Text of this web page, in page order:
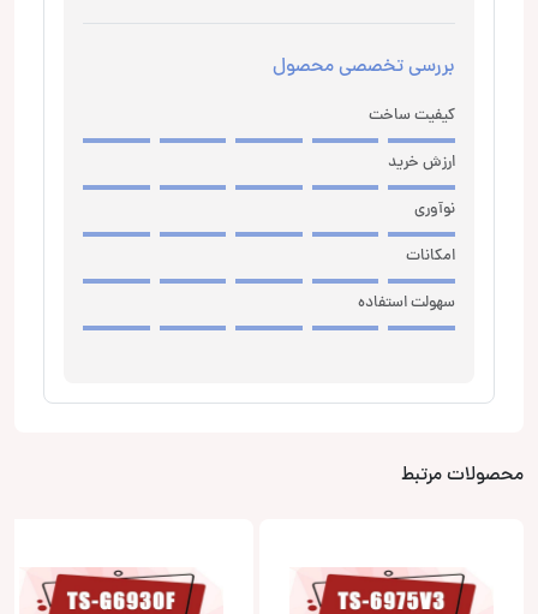
بررسی تخصصی محصول
کیفیت ساخت
ارزش خرید
نوآوری
امکانات
سهولت استفاده
محصولات مرتبط